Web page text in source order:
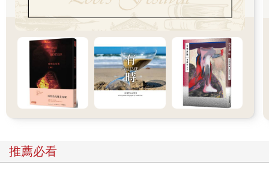
小牛的奶到哪裡去了？每一滴，都進了我們敵人的喉嚨。還有母
雞們，你們去年下了幾顆蛋，又有多少蛋孵出了小雞？那些沒孵
草，你生的四隻小馬在哪裡？他們本來應該成為你晚年的慰藉與
快樂，卻都在一歲時被賣掉，此生再也無法相見。你四次懷胎、
你在田裡辛苦勞動，但除了稀少的糧食和一間馬廄以外，你換來
了什麼？
「即使我們的生活已如此悲慘，要想自然老死竟也不可得。
我對自己的處境沒有怨言，因為我已經算幸運了。我活到十二
個都會在屠宰台上哀嚎慘死。那是我們注定面對的恐怖下場，
牛、豬、雞、羊，沒有動物例外。甚至馬和狗的命運也沒好多
推薦必看